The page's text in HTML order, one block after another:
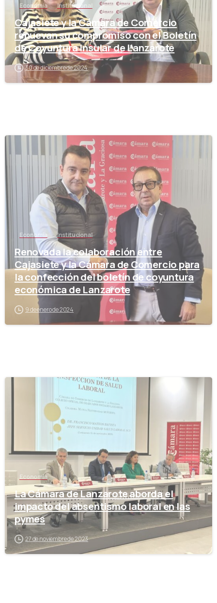
Economía Institucional
Cajasiete y la Cámara de Comercio
renuevan su compromiso con el Boletín
de Coyuntura Insular de Lanzarote
30 de diciembre de 2024
Economía Institucional
Renovada la colaboración entre
Cajasiete y la Cámara de Comercio para
la confección del boletín de coyuntura
económica de Lanzarote
9 de enero de 2024
Economía
La Cámara de Lanzarote aborda el
impacto del absentismo laboral en las
pymes
27 de noviembre de 2023